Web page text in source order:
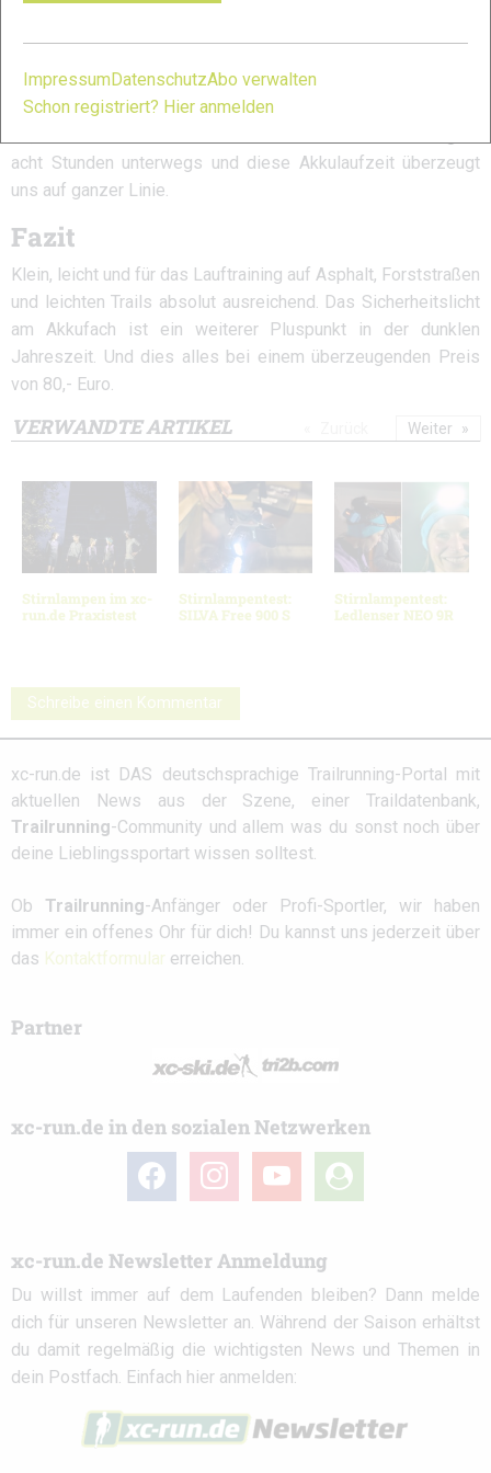
Ehrlicherweise muss man erwähnen, dass die niedrigste
Lichtstärke selbst für langsames Joggen nicht ausreichend
acht Stunden unterwegs und diese Akkulaufzeit überzeugt
uns auf ganzer Linie.
Fazit
Klein, leicht und für das Lauftraining auf Asphalt, Forststraßen
und leichten Trails absolut ausreichend. Das Sicherheitslicht
am Akkufach ist ein weiterer Pluspunkt in der dunklen
Jahreszeit. Und dies alles bei einem überzeugenden Preis
von 80,- Euro.
VERWANDTE ARTIKEL
Stirnlampen im xc-
run.de Praxistest
Stirnlampentest:
SILVA Free 900 S
Stirnlampentest:
Ledlenser NEO 9R
Weiter
Schreibe einen Kommentar
xc-run.de ist DAS deutschsprachige Trailrunning-Portal mit
aktuellen News aus der Szene, einer Traildatenbank,
Trailrunning-Community und allem was du sonst noch über
deine Lieblingssportart wissen solltest.
Ob Trailrunning-Anfänger oder Profi-Sportler, wir haben
immer ein offenes Ohr für dich! Du kannst uns jederzeit über
das Kontaktformular erreichen.
Partner
xc-run.de in den sozialen Netzwerken
facebook instagramyoutube
user-
circle
xc-run.de Newsletter Anmeldung
Du willst immer auf dem Laufenden bleiben? Dann melde
dich für unseren Newsletter an. Während der Saison erhältst
du damit regelmäßig die wichtigsten News und Themen in
dein Postfach. Einfach hier anmelden:
ImpressumDatenschutzAbo verwalten
Schon registriert? Hier anmelden